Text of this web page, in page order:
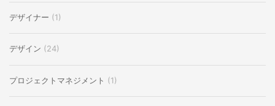
デザイナー (1)
デザイン (24)
プロジェクトマネジメント (1)